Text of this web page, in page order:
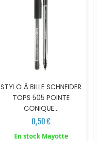
STYLO À BILLE SCHNEIDER
TOPS 505 POINTE
CONIQUE...
0,50 €
En stock Mayotte